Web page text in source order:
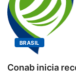
BRASIL
Conab inicia